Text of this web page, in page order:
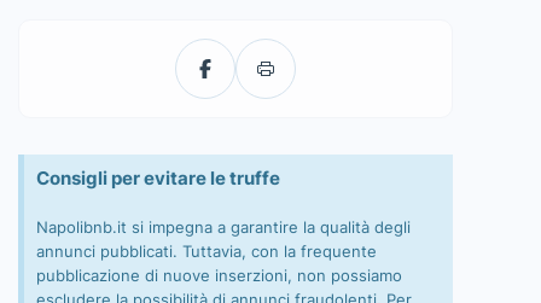
Consigli per evitare le truffe
Napolibnb.it si impegna a garantire la qualità degli
annunci pubblicati. Tuttavia, con la frequente
pubblicazione di nuove inserzioni, non possiamo
escludere la possibilità di annunci fraudolenti. Per